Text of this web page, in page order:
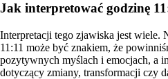
Jak interpretować godzinę
Interpretacji tego zjawiska jest wiele.
11:11 może być znakiem, że
pozytywnych myślach i emocjach, a
dotyczący zmiany, transformacji czy